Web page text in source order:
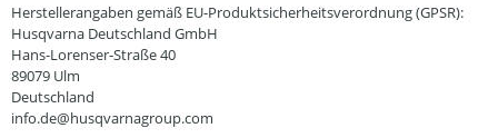
Herstellerangaben gemäß EU-Produktsicherheitsverordnung (GPSR):
Husqvarna Deutschland GmbH
Hans-Lorenser-Straße 40
89079 Ulm
Deutschland
info.de@husqvarnagroup.com